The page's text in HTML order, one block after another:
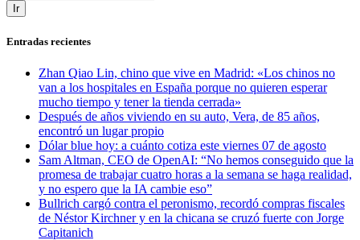
Ir
Entradas recientes
Zhan Qiao Lin, chino que vive en Madrid: «Los chinos no
van a los hospitales en España porque no quieren esperar
mucho tiempo y tener la tienda cerrada»
Después de años viviendo en su auto, Vera, de 85 años,
encontró un lugar propio
Dólar blue hoy: a cuánto cotiza este viernes 07 de agosto
Sam Altman, CEO de OpenAI: “No hemos conseguido que la
promesa de trabajar cuatro horas a la semana se haga realidad,
y no espero que la IA cambie eso”
Bullrich cargó contra el peronismo, recordó compras fiscales
de Néstor Kirchner y en la chicana se cruzó fuerte con Jorge
Capitanich